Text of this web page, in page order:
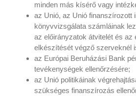
minden más kísérő vagy
az Unió, az Unió finanszírozott
könyvvizsgálata számláinak
az előirányzatok átvitelét és az
elkészítését végző szerveknél
az Európai Beruházási Bank
tevékenységek ellenőrzésére;
az Unió politikáinak
szükséges finanszírozás